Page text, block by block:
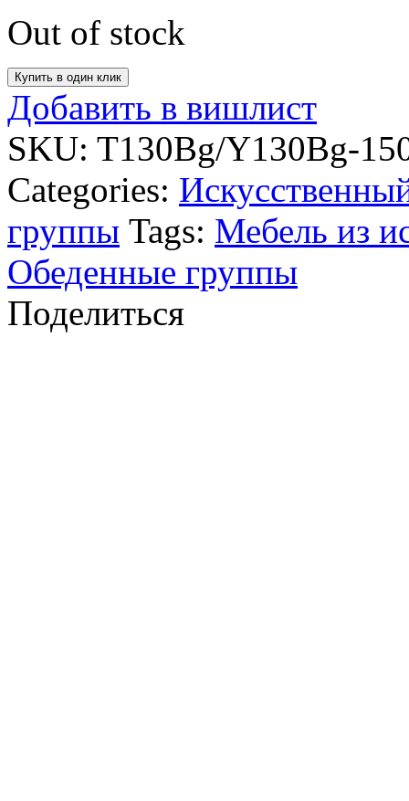
Out of stock
Купить в один клик
Добавить в вишлист
SKU: T130Bg/Y130Bg-
Categories:
группы Tags: Мебель из
Обеденные группы
Поделиться